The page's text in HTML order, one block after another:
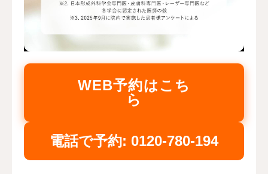
WEB予約はこち
ら
電話で予約: 0120-780-194